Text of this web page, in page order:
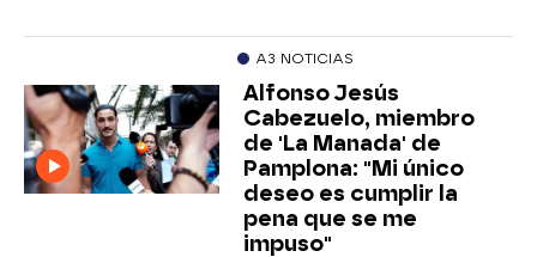
A3 NOTICIAS
Alfonso Jesús
Cabezuelo, miembro
de 'La Manada' de
Pamplona: "Mi único
deseo es cumplir la
pena que se me
impuso"